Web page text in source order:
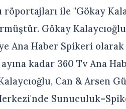
ile "Gökay
Gökay
Ana Haber Spikeri olarak
kadar 360 Tv Ana
Can & Arsen